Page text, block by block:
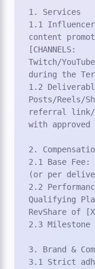
1. Services
1.1
content
[CHANNELS:
Twitch/
during the
1.2
Posts/Reels/
referral link/
with approved
2.
2.1 Base Fee:
(or per
2.2
Qualifying
RevShare of
2.3 Milestone
3. Brand &
3.1 Strict